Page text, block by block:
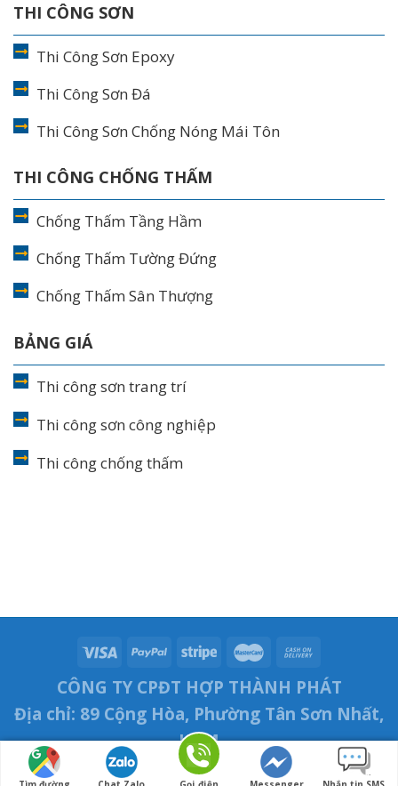
THI CÔNG SƠN
Thi Công Sơn Epoxy
Thi Công Sơn Đá
Thi Công Sơn Chống Nóng Mái Tôn
THI CÔNG CHỐNG THẤM
Chống Thấm Tầng Hầm
Chống Thấm Tường Đứng
Chống Thấm Sân Thượng
BẢNG GIÁ
Thi công sơn trang trí
Thi công sơn công nghiệp
Thi công chống thấm
CÔNG TY CPĐT HỢP THÀNH PHÁT
Địa chỉ: 89 Cộng Hòa, Phường Tân Sơn Nhất,
HCM
Điện thoại: 0918.114.848